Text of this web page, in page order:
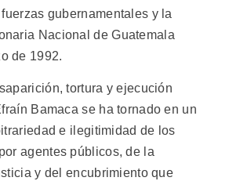
gubernamentales y la
Nacional de Guatemala
de 1992.
tortura y ejecución
Bamaca se ha tornado en un
e ilegitimidad de los
agentes públicos, de la
y del encubrimiento que